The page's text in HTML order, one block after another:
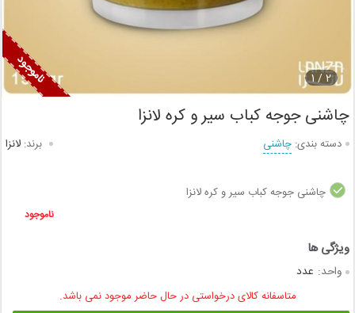
2 /
1
چاشنی جوجه کباب سیر و کره لانزا
دسته بندی: چاشنی برند: لانزا
چاشنی جوجه کباب سیر و کره لانزا
ناموجود
واحد: عدد
متاسفانه کالای درخواستی در حال حاضر موجود نمی باشد.